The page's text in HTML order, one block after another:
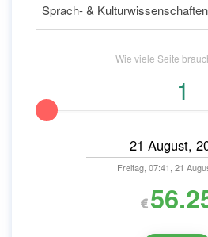
Sprach- & Kulturwissenschaften
Wie viele Seite
Freitag, 07:41, 21